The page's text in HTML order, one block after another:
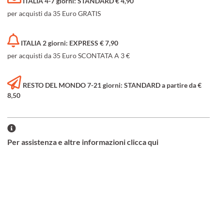
per acquisti da 35 Euro GRATIS
ITALIA 2 giorni: EXPRESS € 7,90
per acquisti da 35 Euro SCONTATA A 3 €
RESTO DEL MONDO 7-21 giorni: STANDARD a partire da €
8,50
Per assistenza e altre informazioni clicca qui